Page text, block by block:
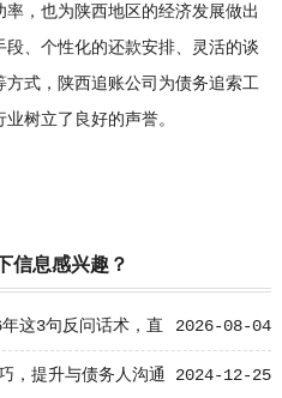
，也为陕西地区的经济发展做出
、个性化的还款安排、灵活的谈
式，陕西追账公司为债务追索工
树立了良好的声誉。
信息感兴趣？
2026-08-04
这3句反问话术，直
2024-12-25
，提升与债务人沟通